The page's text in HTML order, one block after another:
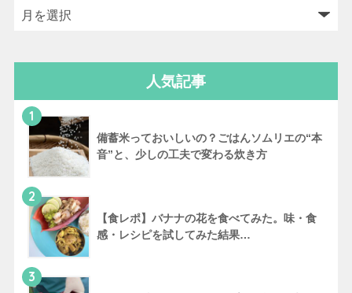
人気記事
1
備蓄米っておいしいの？ごはんソムリエの“本
音”と、少しの工夫で変わる炊き方
2
【食レポ】バナナの花を食べてみた。味・食
感・レシピを試してみた結果…
3